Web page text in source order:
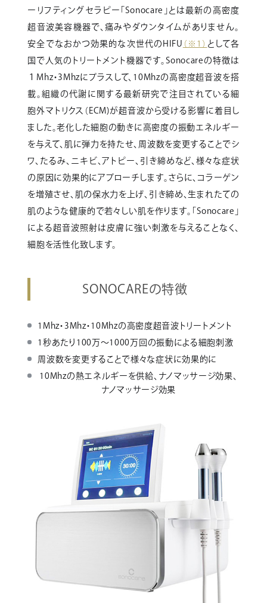
ーリフティングセラピー「Sonocare」とは最新の高密度
超音波美容機器で、痛みやダウンタイムがありません。
安全でなおかつ効果的な次世代のHIFU （※1） として各
国で人気のトリートメント機器です。Sonocareの特徴は
１Mhz・3Mhzにプラスして、10Mhzの高密度超音波を搭
載。組織の代謝に関する最新研究で注目されている細
胞外マトリクス（ECM)が超音波から受ける影響に着目し
ました。老化した細胞の動きに高密度の振動エネルギー
を与えて、肌に弾力を持たせ、周波数を変更することでシ
ワ、たるみ、ニキビ、アトピー、引き締めなど、様々な症状
の原因に効果的にアプローチします。さらに、コラーゲン
を増殖させ、肌の保水力を上げ、引き締め、生まれたての
肌のような健康的で若々しい肌を作ります。「Sonocare」
による超音波照射は皮膚に強い刺激を与えることなく、
細胞を活性化致します。
SONOCAREの特徴
1Mhz・3Mhz・10Mhzの高密度超音波トリートメント
1秒あたり100万～1000万回の振動による細胞刺激
周波数を変更することで様々な症状に効果的に
10Mhzの熱エネルギーを供給、ナノマッサージ効果、
ナノマッサージ効果